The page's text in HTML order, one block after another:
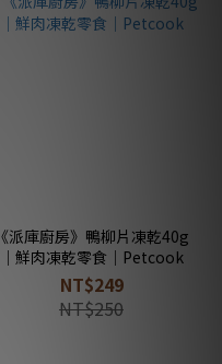
《派庫廚房》鴨柳片凍乾40g
｜鮮肉凍乾零食｜Petcook
NT$249
NT$250